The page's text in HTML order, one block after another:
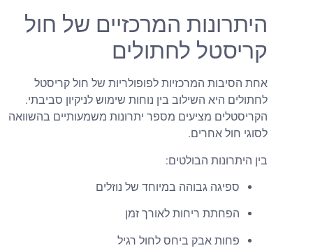
היתרונות המרכזיים של חול
קריסטל לחתולים
אחת הסיבות המרכזיות לפופולריות של חול קריסטל
לחתולים היא השילוב בין נוחות שימוש לניקיון סביבתי.
הקריסטלים מציעים מספר יתרונות משמעותיים בהשוואה
לסוגי חול אחרים.
בין היתרונות הבולטים:
ספיגה גבוהה במיוחד של נוזלים
הפחתת ריחות לאורך זמן
פחות אבק ביחס לחול רגיל